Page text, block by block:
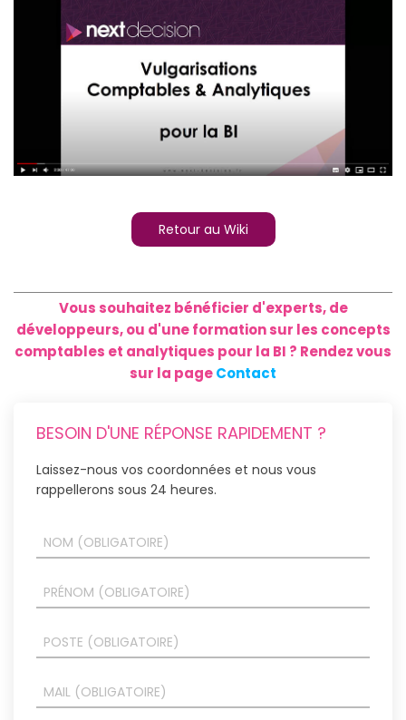
Retour au Wiki
Vous souhaitez bénéficier d'experts, de
développeurs, ou d'une formation sur les concepts
comptables et analytiques pour la BI ? Rendez vous
sur la pageContact
BESOIN D'UNE RÉPONSE RAPIDEMENT ?
Laissez-nous vos coordonnées et nous vous
rappellerons sous 24 heures.